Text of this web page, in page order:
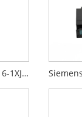
Siemens6ES7416-1XJ01-0AB0